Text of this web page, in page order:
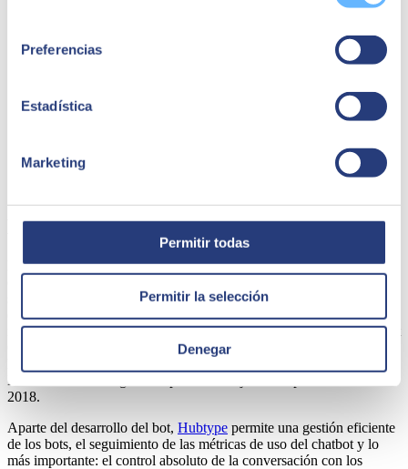
Preferencias
Estadística
Marketing
Permitir todas
Permitir la selección
Denegar
Elige una plataforma fiable
Facebook Messenger es la plataforma más popular para alojar
se adapte estratégicamente y técnicamente a las necesidades de tu
cliente: Slack, Whatsapp, Twitter, Telegram... ¿Quizás un chatbot
nativo? En SEIDOR, a través de nuestra Venture Builder The Carrot
Cake, hemos impulsado la compañíaHubtype
Barcelona ha conseguido el premio a mejor Startup de chatbots de
2018.
Aparte del desarrollo del bot, Hubtype permite una gestión eficiente
de los bots, el seguimiento de las métricas de uso del chatbot y lo
más importante: el control absoluto de la conversación con los